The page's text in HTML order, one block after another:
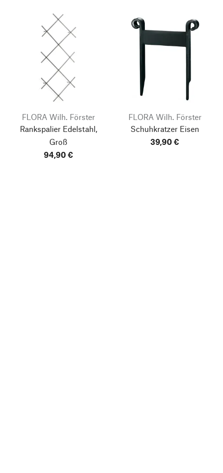
FLORA Wilh. Förster
Rankspalier Edelstahl,
Groß
94,90 €
FLORA Wilh. Förster
Schuhkratzer Eisen
39,90 €